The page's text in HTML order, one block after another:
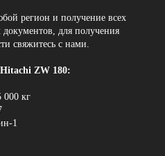
регион и получение всех
для получения
свяжитесь с нами.
Hitachi ZW 180:
000 кг
1